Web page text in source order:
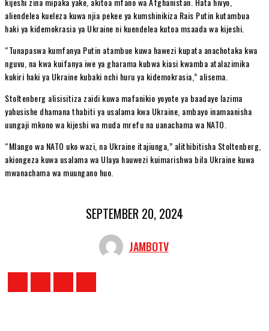
aliendelea kueleza kuwa njia pekee ya kumshinikiza Rais Putin kutambua
haki ya kidemokrasia ya Ukraine ni kuendelea kutoa msaada wa kijeshi.
“Tunapaswa kumfanya Putin atambue kuwa hawezi kupata anachotaka kwa
nguvu, na kwa kuifanya iwe ya gharama kubwa kiasi kwamba atalazimika
kukiri haki ya Ukraine kubaki nchi huru ya kidemokrasia,” alisema.
Stoltenberg alisisitiza zaidi kuwa mafanikio yoyote ya baadaye lazima
yahusishe dhamana thabiti ya usalama kwa Ukraine, ambayo inamaanisha
uungaji mkono wa kijeshi wa muda mrefu na uanachama wa NATO.
“Mlango wa NATO uko wazi, na Ukraine itajiunga,” alithibitisha Stoltenberg,
akiongeza kuwa usalama wa Ulaya hauwezi kuimarishwa bila Ukraine kuwa
mwanachama wa muungano huo.
SEPTEMBER 20, 2024
JAMBOTV